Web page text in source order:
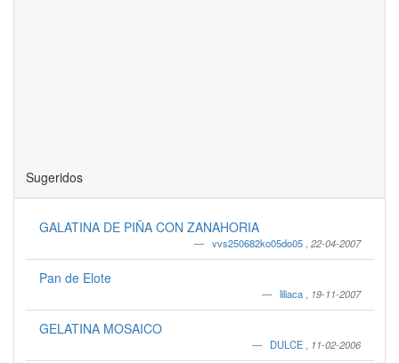
Sugeridos
GALATINA DE PIÑA CON ZANAHORIA
vvs250682ko05do05 22-04-2007
Pan de Elote
liliaca 19-11-2007
GELATINA MOSAICO
DULCE 11-02-2006